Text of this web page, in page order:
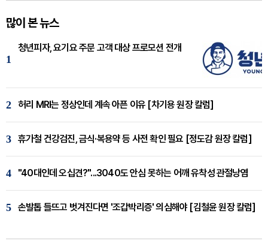
많이 본 뉴스
1
청년피자, 요기요 주문 고객 대상 프로모션 전개
2 허리 MRI는 정상인데 계속 아픈 이유 [차기용 원장 칼럼]
3 휴가철 건강검진, 금식·복용약 등 사전 확인 필요 [정도감 원장 칼럼]
4 "40대인데 오십견?"...3040도 안심 못하는 어깨 유착성 관절낭염
5 손발톱 들뜨고 벗겨진다면 '조갑박리증' 의심해야 [김철윤 원장 칼럼]